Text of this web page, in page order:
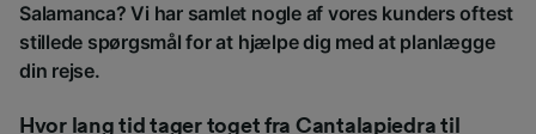
Salamanca? Vi har samlet nogle af vores kunders oftest
stillede spørgsmål for at hjælpe dig med at planlægge
din rejse.
Hvor lang tid tager toget fra Cantalapiedra til